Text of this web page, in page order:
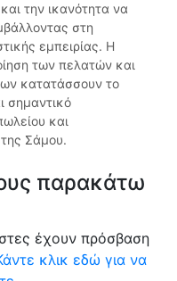
την ικανότητα να
στη
εμπειρίας. Η
των πελατών και
κατατάσσουν το
σημαντικό
και
Σάμου.
παρακάτω
έχουν πρόσβαση
κλικ εδώ για να